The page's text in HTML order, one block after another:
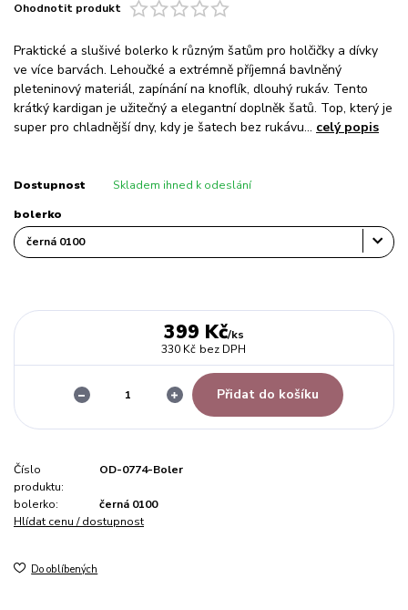
Ohodnotit produkt
Praktické a slušivé bolerko k různým šatům pro holčičky a dívky
ve více barvách. Lehoučké a extrémně příjemná bavlněný
pleteninový materiál, zapínání na knoflík, dlouhý rukáv. Tento
krátký kardigan je užitečný a elegantní doplněk šatů. Top, který je
super pro chladnější dny, kdy je šatech bez rukávu... celý popis
Dostupnost Skladem ihned k odeslání
bolerko
399 Kč/ks
330 Kč bez DPH
Přidat do košíku
Číslo
produktu:
OD-0774-Boler
bolerko:
černá 0100
Hlídat cenu / dostupnost
Do oblíbených